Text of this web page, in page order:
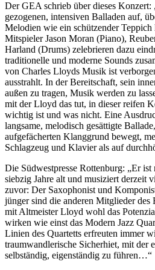
Der GEA schrieb über dieses
gezogenen, intensiven Balladen auf,
Melodien wie ein schützender Teppich
Mitspieler Jason Moran (Piano),
Harland (Drums) zelebrieren dazu
traditionelle und moderne Sounds
von Charles Lloyds Musik ist
ausstrahlt. In der Bereitschaft, sein
außen zu tragen, Musik werden zu
mit der Lloyd das tut, in dieser reifen
wichtig ist und was nicht. Eine
langsame, melodisch gesättigte
aufgefächerten Klanggrund bewegt,
Schlagzeug und Klavier als auf
Die Südwestpresse Rottenburg: „Er
siebzig Jahre alt und musiziert derzeit
zuvor: Der Saxophonist und
jünger sind die anderen Mitglieder des
mit Altmeister Lloyd wohl das
wirken wie einst das Modern Jazz
Linien des Quartetts erfreuten immer
traumwandlerische Sicherhiet, mit der
selbständig, eigenständig zu führen…“